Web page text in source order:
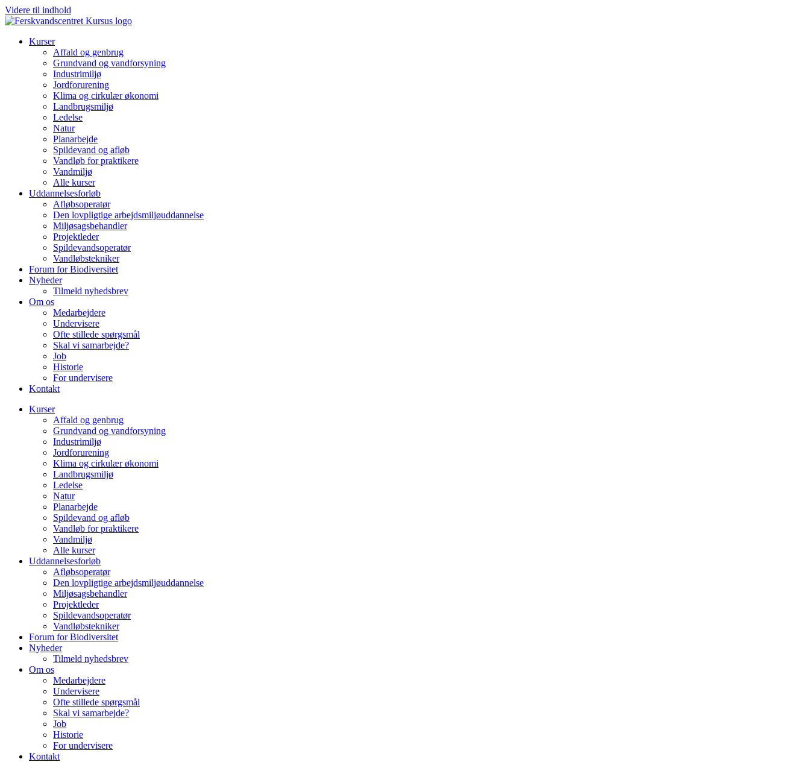
Videre til indhold
Kurser
Affald og genbrug
Grundvand og vandforsyning
Industrimiljø
Jordforurening
Klima og cirkulær økonomi
Landbrugsmiljø
Ledelse
Natur
Planarbejde
Spildevand og afløb
Vandløb for praktikere
Vandmiljø
Alle kurser
Uddannelsesforløb
Afløbsoperatør
Den lovpligtige arbejdsmiljøuddannelse
Miljøsagsbehandler
Projektleder
Spilde­vands­operatør
Vandløbstekniker
Forum for Biodiversitet
Nyheder
Tilmeld nyhedsbrev
Om os
Medarbejdere
Undervisere
Ofte stillede spørgsmål
Skal vi samarbejde?
Job
Historie
For undervisere
Kontakt
Kurser
Affald og genbrug
Grundvand og vandforsyning
Industrimiljø
Jordforurening
Klima og cirkulær økonomi
Landbrugsmiljø
Ledelse
Natur
Planarbejde
Spildevand og afløb
Vandløb for praktikere
Vandmiljø
Alle kurser
Uddannelsesforløb
Afløbsoperatør
Den lovpligtige arbejdsmiljøuddannelse
Miljøsagsbehandler
Projektleder
Spilde­vands­operatør
Vandløbstekniker
Forum for Biodiversitet
Nyheder
Tilmeld nyhedsbrev
Om os
Medarbejdere
Undervisere
Ofte stillede spørgsmål
Skal vi samarbejde?
Job
Historie
For undervisere
Kontakt